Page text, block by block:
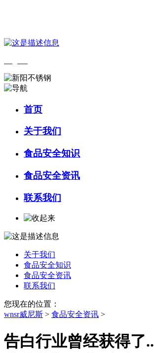
首页
关于我们
食品安全知识
食品安全资讯
联系我们
关于我们
食品安全知识
食品安全资讯
联系我们
您现在的位置：
wnsr威尼斯 > 食品安全资讯 >
告白行业曾经获得了